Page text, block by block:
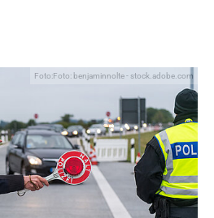
Foto:Foto: benjaminnolte - stock.adobe.com